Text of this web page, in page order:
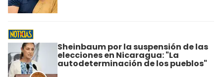
Sheinbaum por la suspensión de las
elecciones en Nicaragua: "La
autodeterminación de los pueblos"